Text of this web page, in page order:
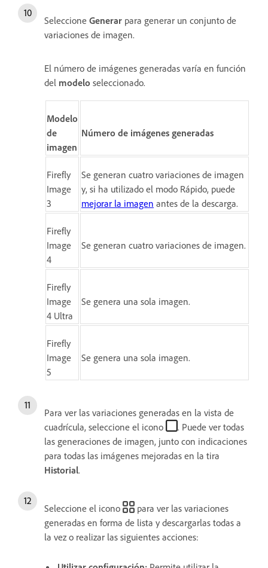
Seleccione Generar para generar un conjunto de
variaciones de imagen.
El número de imágenes generadas varía en función
del modelo seleccionado.
Modelo
de
imagen
Número de imágenes generadas
Firefly
Image
3
Se generan cuatro variaciones de imagen
y, si ha utilizado el modo Rápido, puede
mejorar la imagen antes de la descarga.
Firefly
Image
4
Se generan cuatro variaciones de imagen.
Firefly
Image
4 Ultra
Se genera una sola imagen.
Firefly
Image
5
Se genera una sola imagen.
Para ver las variaciones generadas en la vista de
cuadrícula, seleccione el icono
. Puede ver todas
las generaciones de imagen, junto con indicaciones
para todas las imágenes mejoradas en la tira
Historial.
Seleccione el icono
para ver las variaciones
generadas en forma de lista y descargarlas todas a
la vez o realizar las siguientes acciones: